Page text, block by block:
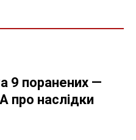
9 поранених —
про наслідки